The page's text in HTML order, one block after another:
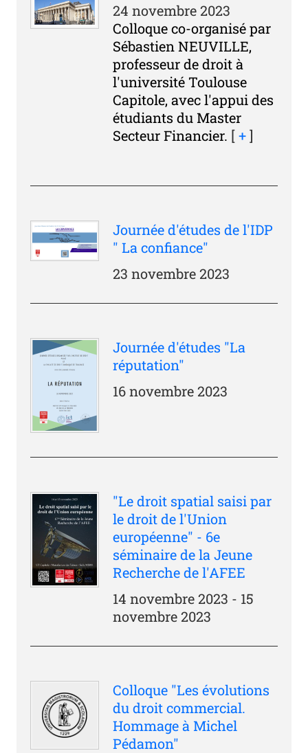
24 novembre 2023
Colloque co-organisé par
Sébastien NEUVILLE,
professeur de droit à
l'université Toulouse
Capitole, avec l'appui des
étudiants du Master
Secteur Financier. [+]
Journée d'études de l'IDP
" La confiance"
23 novembre 2023
Journée d'études "La
réputation"
16 novembre 2023
"Le droit spatial saisi par
le droit de l'Union
européenne" - 6e
séminaire de la Jeune
Recherche de l'AFEE
14 novembre 2023 - 15
novembre 2023
Colloque "Les évolutions
du droit commercial.
Hommage à Michel
Pédamon"